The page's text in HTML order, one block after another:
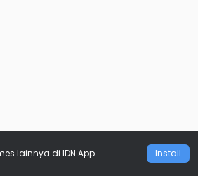
lainnya di IDN App Install